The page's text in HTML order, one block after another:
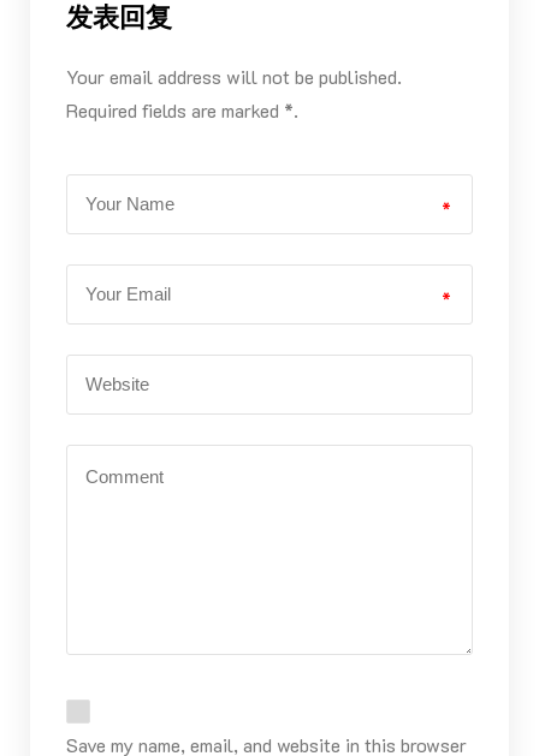
发表回复
Your email address will not be published.
Required fields are marked *.
*
*
Save my name, email, and website in this browser